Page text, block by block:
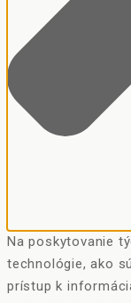
Na poskytovanie
technológie, ako
prístup k